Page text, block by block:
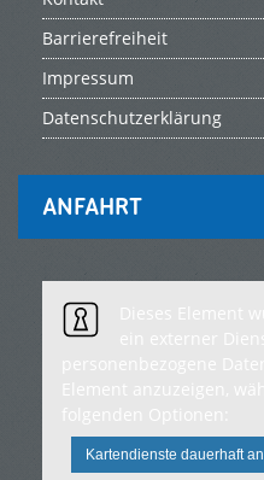
Barrierefreiheit
Impressum
Datenschutzerklärung
ANFAHRT
Kartendienste dauerhaft